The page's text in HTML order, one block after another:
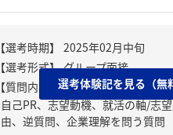
【質問内容・課題】
自己PR、志望動機、就活の軸/志
由、逆質問、企業理解を問う質問
選考体験記を見る（無